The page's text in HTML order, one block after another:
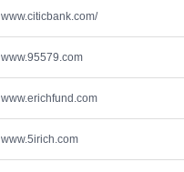
www.citicbank.com/
www.95579.com
www.erichfund.com
www.5irich.com